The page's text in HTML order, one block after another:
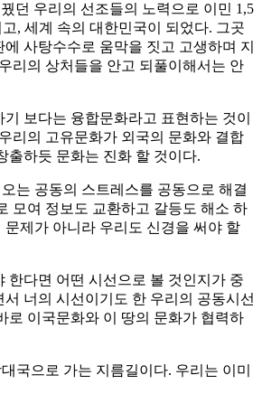
꿨던 우리의 선조들의 노력으로 이민 1,5
, 세계 속의 대한민국이 되었다. 그곳
사탕수수로 움막을 짓고 고생하며 지
리의 상처들을 안고 되풀이해서는 안
보다는 융합문화라고 표현하는 것이
리의 고유문화가 외국의 문화와 결합
출하듯 문화는 진화 할 것이다.
는 공동의 스트레스를 공동으로 해결
모여 정보도 교환하고 갈등도 해소 하
문제가 아니라 우리도 신경을 써야 할
한다면 어떤 시선으로 볼 것인지가 중
너의 시선이기도 한 우리의 공동시선
로 이국문화와 이 땅의 문화가 협력하
국으로 가는 지름길이다. 우리는 이미